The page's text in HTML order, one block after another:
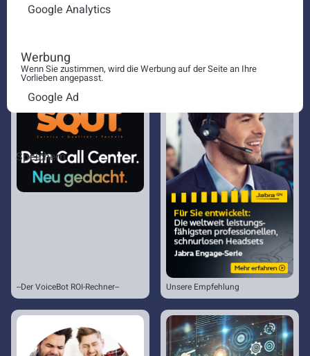
--Der VoiceBot ROI-Rechner-- Unsere Empfehlung
Google Analytics
Werbung
Wenn Sie zustimmen, wird die Werbung auf der Seite an Ihre
Vorlieben angepasst.
Google Ad
Speichern